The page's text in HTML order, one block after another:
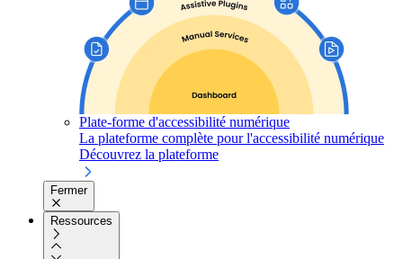
Plate-forme d'accessibilité numérique
La plateforme complète pour l'accessibilité numérique
Découvrez la plateforme
Fermer
Ressources